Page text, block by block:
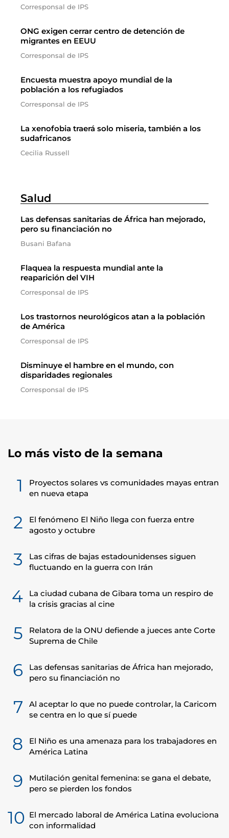
Corresponsal de IPS
ONG exigen cerrar centro de detención de
migrantes en EEUU
Corresponsal de IPS
Encuesta muestra apoyo mundial de la
población a los refugiados
Corresponsal de IPS
La xenofobia traerá solo miseria, también a los
sudafricanos
Cecilia Russell
Salud
Las defensas sanitarias de África han mejorado,
pero su financiación no
Busani Bafana
Flaquea la respuesta mundial ante la
reaparición del VIH
Corresponsal de IPS
Los trastornos neurológicos atan a la población
de América
Corresponsal de IPS
Disminuye el hambre en el mundo, con
disparidades regionales
Corresponsal de IPS
Lo más visto de la semana
1
Proyectos solares vs comunidades mayas entran
en nueva etapa
2
El fenómeno El Niño llega con fuerza entre
agosto y octubre
3
Las cifras de bajas estadounidenses siguen
fluctuando en la guerra con Irán
4
La ciudad cubana de Gibara toma un respiro de
la crisis gracias al cine
5
Relatora de la ONU defiende a jueces ante Corte
Suprema de Chile
6
Las defensas sanitarias de África han mejorado,
pero su financiación no
7
Al aceptar lo que no puede controlar, la Caricom
se centra en lo que sí puede
8
El Niño es una amenaza para los trabajadores en
América Latina
9
Mutilación genital femenina: se gana el debate,
pero se pierden los fondos
10 El mercado laboral de América Latina evoluciona
con informalidad